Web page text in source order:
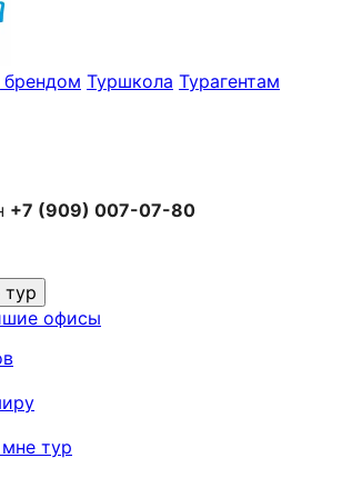
брендом Туршкола Турагентам
+7 (909) 007-07-80
офисы
тур